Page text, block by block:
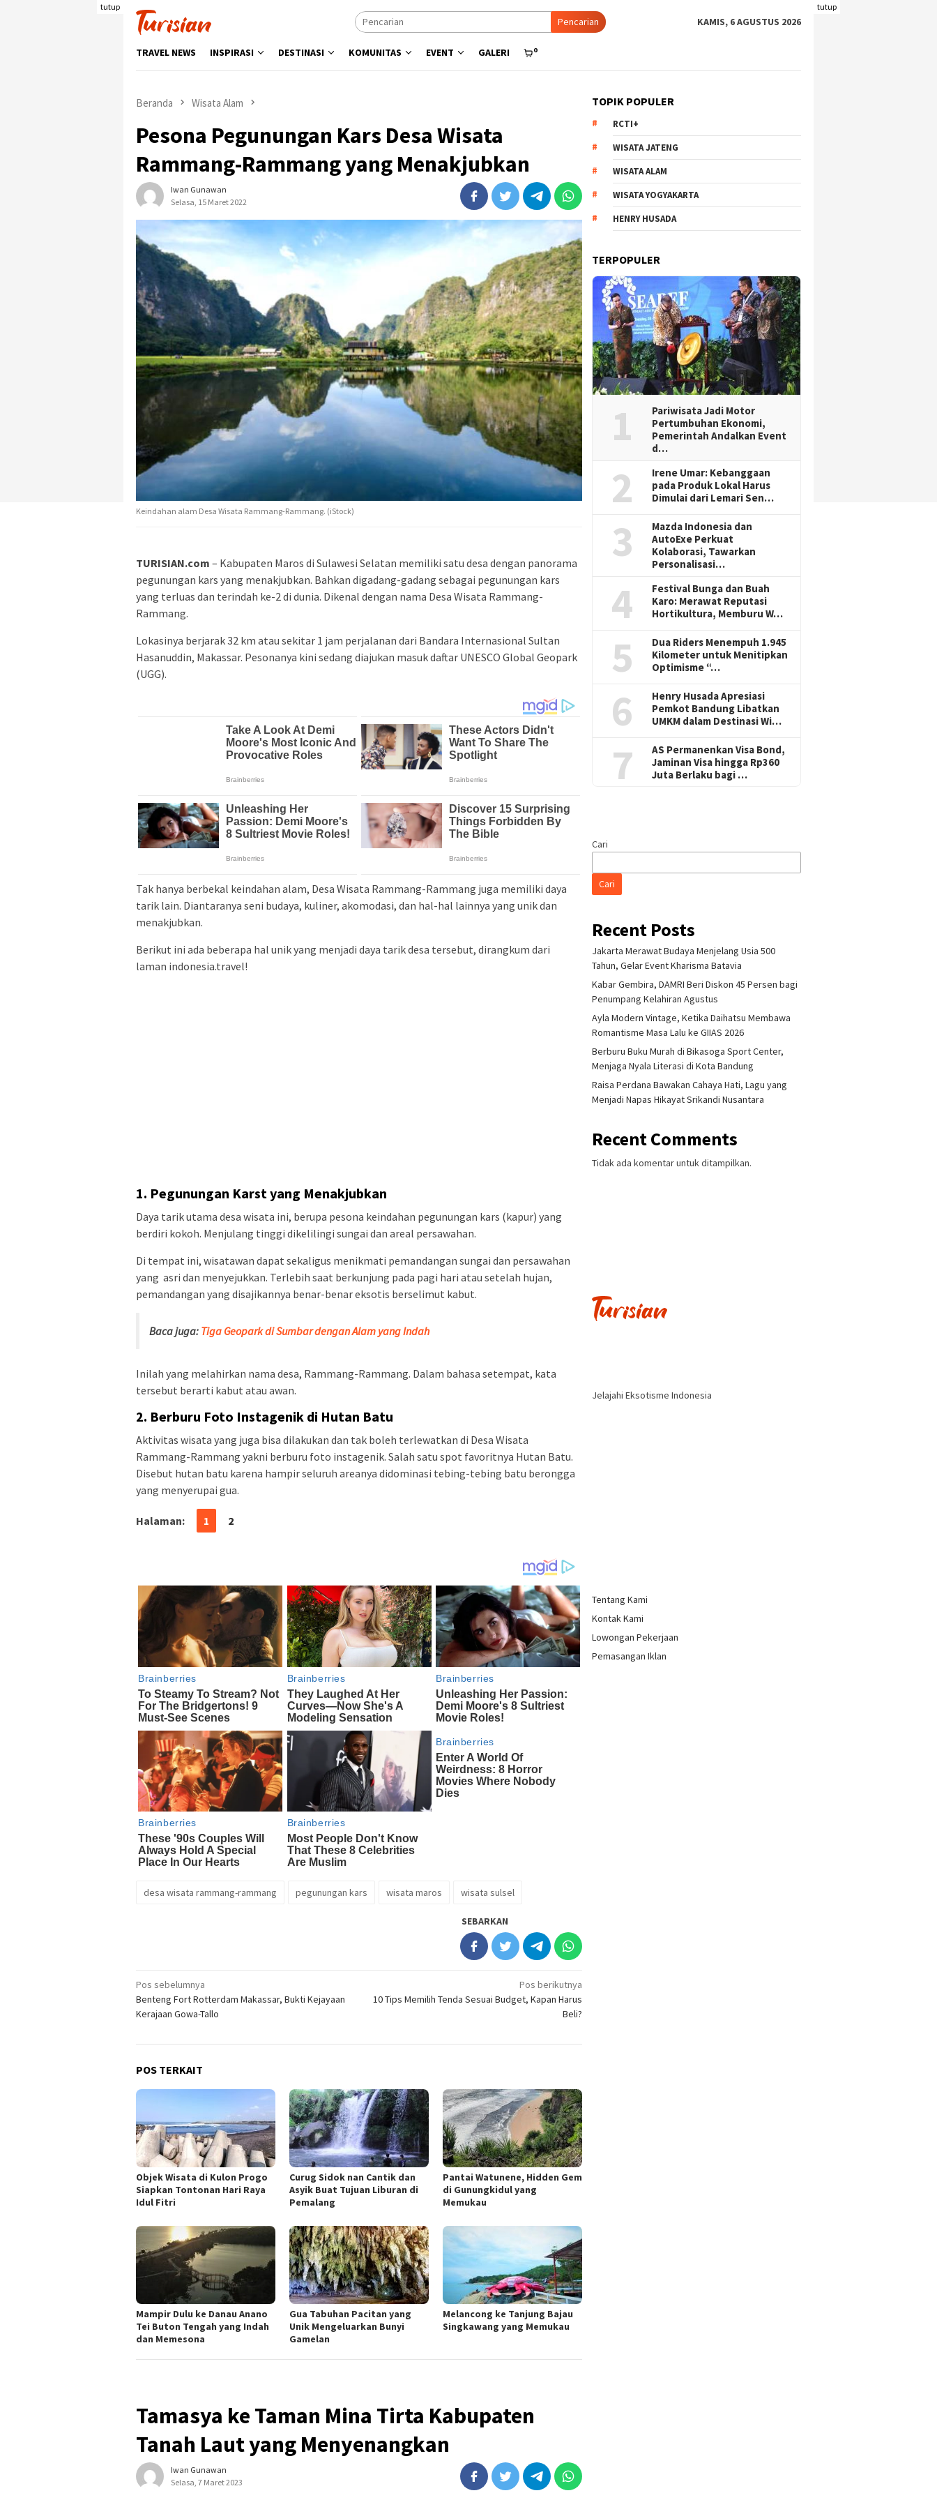
tutup tutup
Pencarian KAMIS, 6 AGUSTUS 2026
TRAVEL NEWS INSPIRASI DESTINASI KOMUNITAS EVENT GALERI 0
Beranda Wisata Alam
Pesona Pegunungan Kars Desa Wisata
Rammang-Rammang yang Menakjubkan
Iwan Gunawan
Selasa, 15 Maret 2022
Keindahan alam Desa Wisata Rammang-Rammang. (iStock)
TURISIAN.com – Kabupaten Maros di Sulawesi Selatan memiliki satu desa dengan panorama
pegunungan kars yang menakjubkan. Bahkan digadang-gadang sebagai pegunungan kars
yang terluas dan terindah ke-2 di dunia. Dikenal dengan nama Desa Wisata Rammang-
Rammang.
Lokasinya berjarak 32 km atau sekitar 1 jam perjalanan dari Bandara Internasional Sultan
Hasanuddin, Makassar. Pesonanya kini sedang diajukan masuk daftar UNESCO Global Geopark
(UGG).
Tak hanya berbekal keindahan alam, Desa Wisata Rammang-Rammang juga memiliki daya
tarik lain. Diantaranya seni budaya, kuliner, akomodasi, dan hal-hal lainnya yang unik dan
menakjubkan.
Berikut ini ada beberapa hal unik yang menjadi daya tarik desa tersebut, dirangkum dari
laman indonesia.travel!
1. Pegunungan Karstyang Menakjubkan
Daya tarik utama desa wisata ini, berupa pesona keindahan pegunungan kars (kapur) yang
berdiri kokoh. Menjulang tinggi dikelilingi sungai dan areal persawahan.
Di tempat ini, wisatawan dapat sekaligus menikmati pemandangan sungai dan persawahan
yang asri dan menyejukkan. Terlebih saat berkunjung pada pagi hari atau setelah hujan,
pemandangan yang disajikannya benar-benar eksotis berselimut kabut.
Baca juga: Tiga Geopark di Sumbar dengan Alam yang Indah
Inilah yang melahirkan nama desa, Rammang-Rammang. Dalam bahasa setempat, kata
tersebut berarti kabut atau awan.
2. Berburu Foto Instagenik di Hutan Batu
Aktivitas wisata yang juga bisa dilakukan dan tak boleh terlewatkan di Desa Wisata
Rammang-Rammang yakni berburu foto instagenik. Salah satu spot favoritnya Hutan Batu.
Disebut hutan batu karena hampir seluruh areanya didominasi tebing-tebing batu berongga
yang menyerupai gua.
Halaman: 1 2
desa wisata rammang-rammang pegunungan kars wisata maros wisata sulsel
SEBARKAN
Navigasi
pos
Pos sebelumnya
Benteng Fort Rotterdam Makassar, Bukti Kejayaan
Kerajaan Gowa-Tallo
Pos berikutnya
10 Tips Memilih Tenda Sesuai Budget, Kapan Harus
Beli?
POS TERKAIT
Objek Wisata di Kulon Progo
Siapkan Tontonan Hari Raya
Idul Fitri
Curug Sidok nan Cantik dan
Asyik Buat Tujuan Liburan di
Pemalang
Pantai Watunene, Hidden Gem
di Gunungkidul yang
Memukau
Mampir Dulu ke Danau Anano
Tei Buton Tengah yang Indah
dan Memesona
Gua Tabuhan Pacitan yang
Unik Mengeluarkan Bunyi
Gamelan
Melancong ke Tanjung Bajau
Singkawang yang Memukau
Tamasya ke Taman Mina Tirta Kabupaten
Tanah Laut yang Menyenangkan
Iwan Gunawan
Selasa, 7 Maret 2023
TOPIK POPULER
RCTI+
WISATA JATENG
WISATA ALAM
WISATA YOGYAKARTA
HENRY HUSADA
TERPOPULER
1
Pariwisata Jadi Motor
Pertumbuhan Ekonomi,
Pemerintah Andalkan Event
d…
2
Irene Umar: Kebanggaan
pada Produk Lokal Harus
Dimulai dari Lemari Sen…
3
Mazda Indonesia dan
AutoExe Perkuat
Kolaborasi, Tawarkan
Personalisasi…
4
Festival Bunga dan Buah
Karo: Merawat Reputasi
Hortikultura, Memburu W…
5
Dua Riders Menempuh 1.945
Kilometer untuk Menitipkan
Optimisme “…
6
Henry Husada Apresiasi
Pemkot Bandung Libatkan
UMKM dalam Destinasi Wi…
7
AS Permanenkan Visa Bond,
Jaminan Visa hingga Rp360
Juta Berlaku bagi …
Cari
Cari
Recent Posts
Jakarta Merawat Budaya Menjelang Usia 500
Tahun, Gelar Event Kharisma Batavia
Kabar Gembira, DAMRI Beri Diskon 45 Persen bagi
Penumpang Kelahiran Agustus
Ayla Modern Vintage, Ketika Daihatsu Membawa
Romantisme Masa Lalu ke GIIAS 2026
Berburu Buku Murah di Bikasoga Sport Center,
Menjaga Nyala Literasi di Kota Bandung
Raisa Perdana Bawakan Cahaya Hati, Lagu yang
Menjadi Napas Hikayat Srikandi Nusantara
Recent Comments
Tidak ada komentar untuk ditampilkan.
Jelajahi Eksotisme Indonesia
Tentang Kami
Kontak Kami
Lowongan Pekerjaan
Pemasangan Iklan